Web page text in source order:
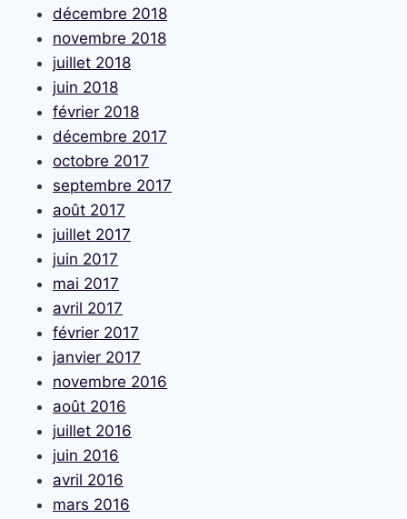
décembre 2018
novembre 2018
juillet 2018
juin 2018
février 2018
décembre 2017
octobre 2017
septembre 2017
août 2017
juillet 2017
juin 2017
mai 2017
avril 2017
février 2017
janvier 2017
novembre 2016
août 2016
juillet 2016
juin 2016
avril 2016
mars 2016